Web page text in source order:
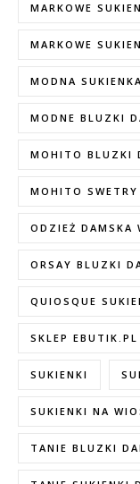
MARKOWE
MARKOWE
MODNA
MODNE BLUZKI
MOHITO BLUZKI
MOHITO SWETRY
ODZIEŻ DAMSKA
ORSAY BLUZKI
QUIOSQUE
SKLEP EBUTIK.PL
SUKIENKI
SUKIENKI NA
TANIE BLUZKI